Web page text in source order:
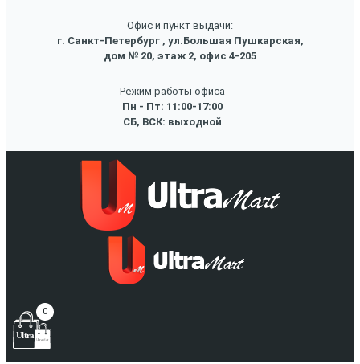
Офис и пункт выдачи:
г. Санкт-Петербург , ул.Большая Пушкарская,
дом № 20, этаж 2, офис 4-205
Режим работы офиса
Пн - Пт: 11:00-17:00
СБ, ВСК: выходной
0